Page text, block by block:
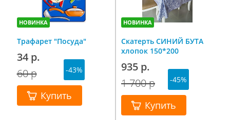
НОВИНКА
Трафарет "Посуда"
34 р.
60 р
-43%
Купить
НОВИНКА
Скатерть СИНИЙ БУТА
хлопок 150*200
935 р.
1 700 р
-45%
Купить